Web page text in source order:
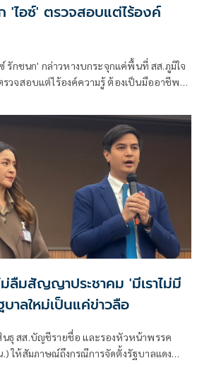
'ไอซ์' ตรวจสอบแต่ไร้องค์
รักชนก' กล่าวหางบกระจุกแค่พื้นที่ สส.ภูมิใจ
รวจสอบแต่ไร้องค์ความรู้ ต้องเป็นมืออาชีพ
ลืมสัญญาประชาคม 'มีเราไม่มี
าลใหม่เป็นแค่ข่าวลือ
ธุ สส.บัญชีรายชื่อ และรองหัวหน้าพรรค
ให้สัมภาษณ์ถึงกรณีการจัดตั้งรัฐบาลแดง